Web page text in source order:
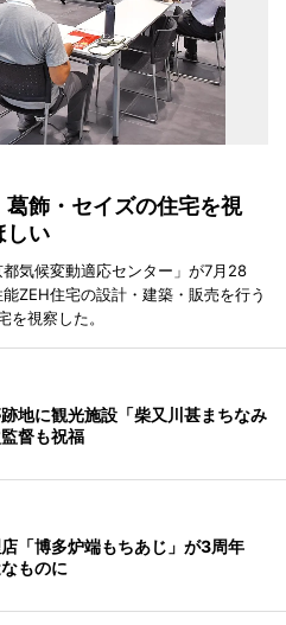
飾・セイズの住宅を視
い
気候変動適応センター」が7月28
ZEH住宅の設計・建築・販売を行う
を視察した。
地に観光施設「柴又川甚まちなみ
督も祝福
「博多炉端もちあじ」が3周年
ものに